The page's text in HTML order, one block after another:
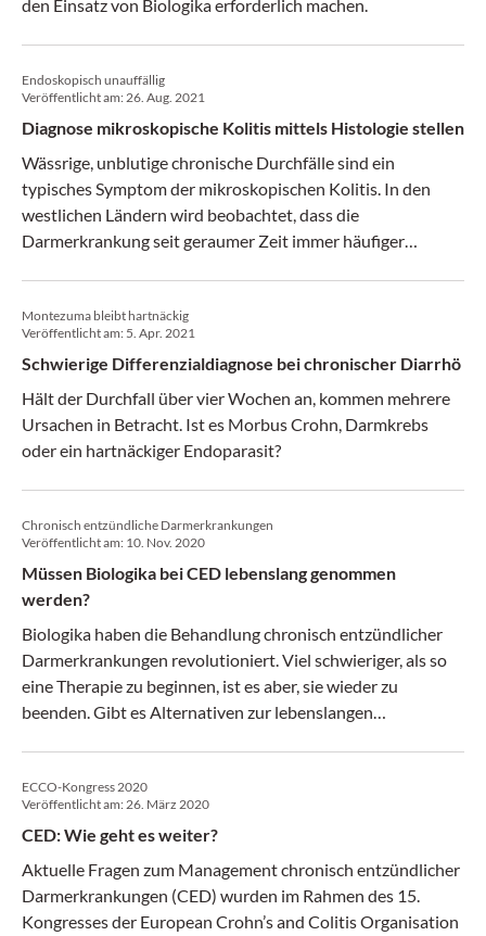
den Einsatz von Biologika erforderlich machen.
Endoskopisch unauffällig
Veröffentlicht am:26. Aug. 2021
Diagnose mikroskopische Kolitis mittels Histologie stellen
Wässrige, unblutige chronische Durchfälle sind ein
typisches Symptom der mikroskopischen Kolitis. In den
westlichen Ländern wird beobachtet, dass die
Darmerkrankung seit geraumer Zeit immer häufiger
Montezuma bleibt hartnäckig
Veröffentlicht am: 5. Apr. 2021
Schwierige Differenzialdiagnose bei chronischer Diarrhö
Hält der Durchfall über vier Wochen an, kommen mehrere
Ursachen in Betracht. Ist es Morbus Crohn, Darmkrebs
oder ein hartnäckiger Endoparasit?
Chronisch entzündliche Darmerkrankungen
Veröffentlicht am: 10. Nov. 2020
Müssen Biologika bei CED lebenslang genommen
werden?
Biologika haben die Behandlung chronisch entzündlicher
Darmerkrankungen revolutioniert. Viel schwieriger, als so
eine Therapie zu beginnen, ist es aber, sie wieder zu
beenden. Gibt es Alternativen zur lebenslangen
ECCO-Kongress 2020
Veröffentlicht am:26. März 2020
CED: Wie geht es weiter?
Aktuelle Fragen zum Management chronisch entzündlicher
Darmerkrankungen (CED) wurden im Rahmen des 15.
Kongresses der European Crohn’s and Colitis Organisation